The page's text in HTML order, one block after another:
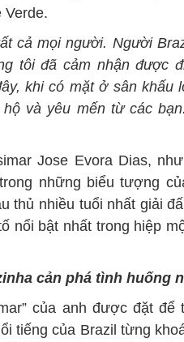
Verde.
cả mọi người. Người
tôi đã cảm nhận được
khi có mặt ở sân khấu
và yêu mến từ các
Jose Evora Dias,
những biểu tượng
thủ nhiều tuổi nhất giải
nổi bật nhất trong hiệp
cản phá tình huống
của anh được đặt để
tiếng của Brazil từng